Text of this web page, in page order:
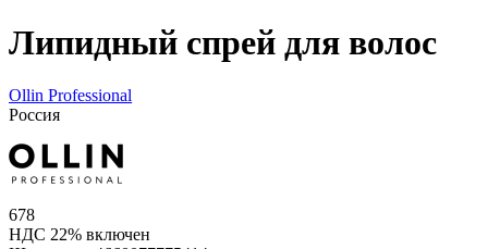
Липидный спрей для волос
Ollin Professional
Россия
678
НДС 22% включен